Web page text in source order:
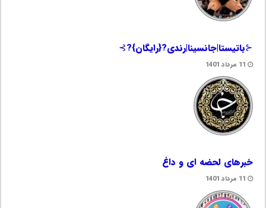
⊰باتیستا|جانسینا|رندی?{رایگان}?⊱
11 مرداد 1401
خبرهای لحضه ای و داغ
11 مرداد 1401